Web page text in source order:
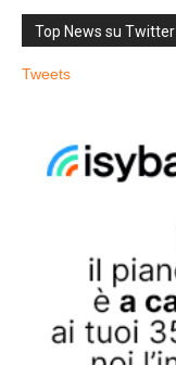
Top News su Twitter
Tweets